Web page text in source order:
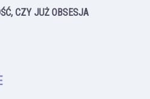
CZY JUŻ OBSESJA